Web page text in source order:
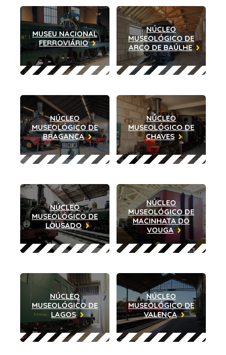
MUSEU NACIONAL
FERROVIÁRIO
NÚCLEO
MUSEOLÓGICO DE
ARCO DE BAÚLHE
NÚCLEO
MUSEOLÓGICO DE
BRAGANÇA
NÚCLEO
MUSEOLÓGICO DE
CHAVES
NÚCLEO
MUSEOLÓGICO DE
LOUSADO
NÚCLEO
MUSEOLÓGICO DE
MACINHATA DO
VOUGA
NÚCLEO
MUSEOLÓGICO DE
LAGOS
NÚCLEO
MUSEOLÓGICO DE
VALENÇA